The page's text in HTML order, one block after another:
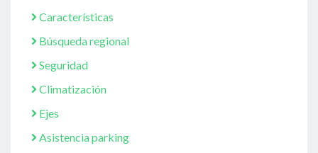
Características
Búsqueda regional
Seguridad
Climatización
Ejes
Asistencia parking